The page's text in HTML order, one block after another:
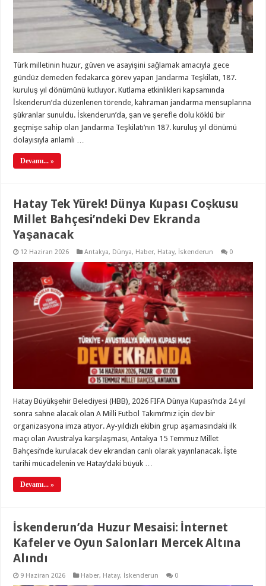
Türk milletinin huzur, güven ve asayişini sağlamak amacıyla gece
gündüz demeden fedakarca görev yapan Jandarma Teşkilatı, 187.
kuruluş yıl dönümünü kutluyor. Kutlama etkinlikleri kapsamında
İskenderun’da düzenlenen törende, kahraman jandarma mensuplarına
şükranlar sunuldu. İskenderun’da, şan ve şerefle dolu köklü bir
geçmişe sahip olan Jandarma Teşkilatı’nın 187. kuruluş yıl dönümü
dolayısıyla anlamlı …
Devamı... »
Hatay Tek Yürek! Dünya Kupası Coşkusu
Millet Bahçesi’ndeki Dev Ekranda
Yaşanacak
12 Haziran 2026 Antakya, Dünya, Haber, Hatay, İskenderun 0
Hatay Büyükşehir Belediyesi (HBB), 2026 FIFA Dünya Kupası’nda 24 yıl
sonra sahne alacak olan A Milli Futbol Takımı’mız için dev bir
organizasyona imza atıyor. Ay-yıldızlı ekibin grup aşamasındaki ilk
maçı olan Avustralya karşılaşması, Antakya 15 Temmuz Millet
Bahçesi’nde kurulacak dev ekrandan canlı olarak yayınlanacak. İşte
tarihi mücadelenin ve Hatay’daki büyük …
Devamı... »
İskenderun’da Huzur Mesaisi: İnternet
Kafeler ve Oyun Salonları Mercek Altına
Alındı
9 Haziran 2026 Haber, Hatay, İskenderun 0